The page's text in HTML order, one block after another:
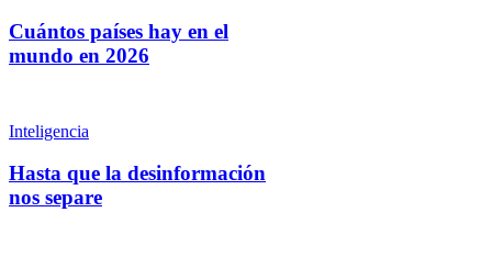
Cuántos países hay en el
mundo en 2026
Inteligencia
Hasta que la desinformación
nos separe